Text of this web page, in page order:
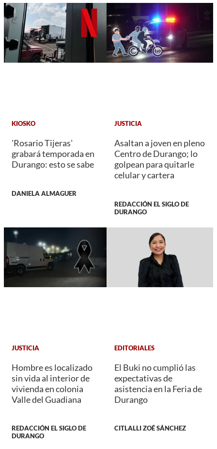
KIOSKO
'Rosario Tijeras'
grabará temporada en
Durango: esto se sabe
DANIELA ALMAGUER
JUSTICIA
Asaltan a joven en pleno
Centro de Durango; lo
golpean para quitarle
celular y cartera
REDACCIÓN EL SIGLO DE
DURANGO
JUSTICIA
Hombre es localizado
sin vida al interior de
vivienda en colonia
Valle del Guadiana
REDACCIÓN EL SIGLO DE
DURANGO
EDITORIALES
El Buki no cumplió las
expectativas de
asistencia en la Feria de
Durango
CITLALLI ZOÉ SÁNCHEZ